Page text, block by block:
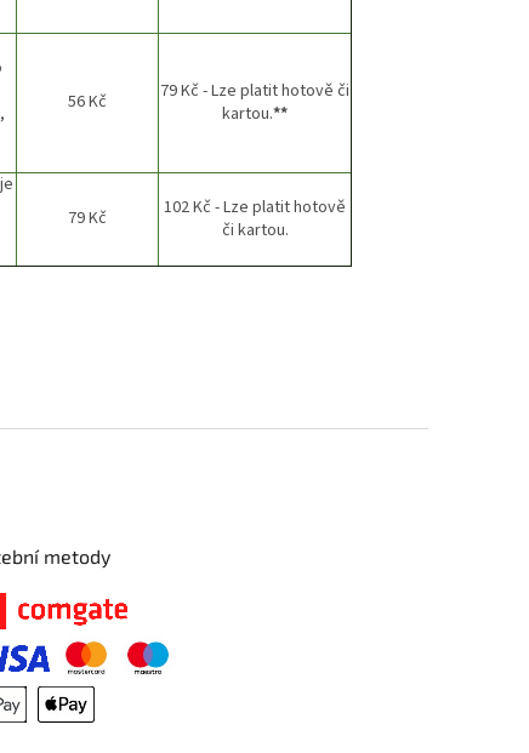
56 Kč
79 Kč - Lze platit hotově či
kartou.**
79 Kč
102 Kč - Lze platit hotově
či kartou.
metody